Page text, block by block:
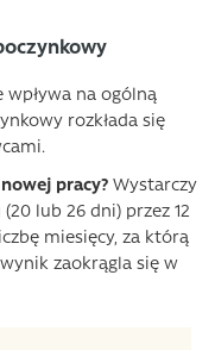
na ogólną
rozkłada się
pracy? Wystarczy
lub 26 dni) przez 12
miesięcy, za którą
zaokrągla się w